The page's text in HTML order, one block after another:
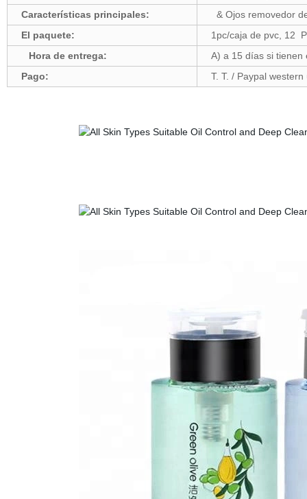
Características principales:
& Ojos removedor
El paquete:
1pc/caja de pvc, 12
Hora de entrega:
A) a 15 días si
Pago:
T. T. / Paypal western